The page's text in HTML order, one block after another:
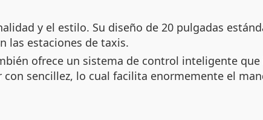
y el estilo. Su diseño de 20 pulgadas
las estaciones de taxis.
ofrece un sistema de control inteligente que
sencillez, lo cual facilita enormemente el